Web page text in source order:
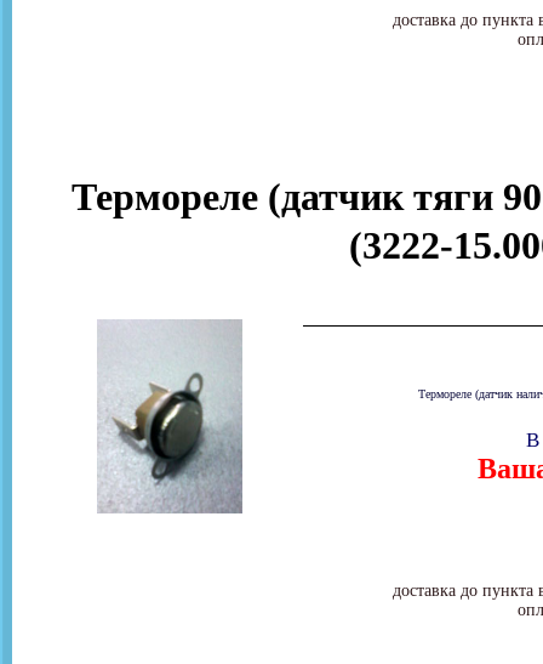
доставка до
Термореле (датчик тяги
(3222-
Термореле (датчик
доставка до
В